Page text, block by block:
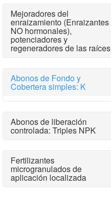
Mejoradores del
enraizamiento (Enraizantes
NO hormonales),
potenciadores y
regeneradores de las raíces
Abonos de Fondo y
Cobertera simples: K
Abonos de liberación
controlada: Triples NPK
Fertilizantes
microgranulados de
aplicación localizada